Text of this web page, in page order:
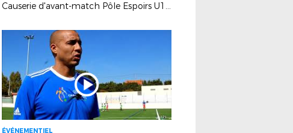
Causerie d'avant-match Pôle Espoirs U15 - OM U15
ÉVÉNEMENTIEL